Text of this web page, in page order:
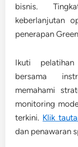
bisnis.
keberlanjutan
penerapan
Ikuti
bersama
memahami
monitoring
terkini. Klik
dan penawaran